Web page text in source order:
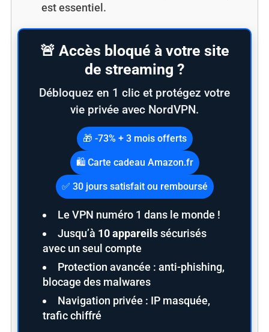
est essentiel.
🚨 Accès bloqué à votre site
de streaming ?
Débloquez en 1 clic et protégez votre
vie privée avec NordVPN.
🎁 -73% + 3 mois offerts
🛍️ Carte cadeau Amazon.fr
✅ 30 jours satisfait ou remboursé
Le VPN numéro 1 dans le monde !
Jusqu’à 10 appareilssécurisés
avec un seul compte
Protection avancée : anti-phishing,
blocage des malwares
Navigation privée : IP masquée,
trafic chiffré